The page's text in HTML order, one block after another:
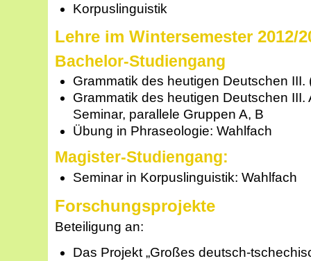
Korpuslinguistik
Lehre im Wintersemester 2012/
Bachelor-Studiengang
Grammatik des heutigen Deutschen III.
Grammatik des heutigen Deutschen III.
Seminar, parallele Gruppen A, B
Übung in Phraseologie: Wahlfach
Magister-Studiengang:
Seminar in Korpuslinguistik: Wahlfach
Forschungsprojekte
Beteiligung an:
Das Projekt „Großes deutsch-